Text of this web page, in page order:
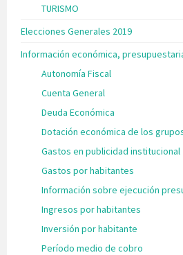
TURISMO
Elecciones Generales 2019
Información económica,
Autonomía Fiscal
Cuenta General
Deuda Económica
Dotación económica de los
Gastos en publicidad institucional
Gastos por habitantes
Información sobre ejecución
Ingresos por habitantes
Inversión por habitante
Período medio de cobro